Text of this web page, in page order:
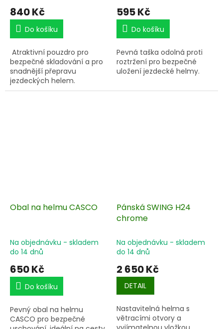
840 Kč
Do košíku
Atraktivní pouzdro pro
bezpečné skladování a pro
snadnější přepravu
jezdeckých helem.
595 Kč
Do košíku
Pevná taška odolná proti
roztržení pro bezpečné
uložení jezdecké helmy.
Obal na helmu CASCO
Na objednávku - skladem
do 14 dnů
650 Kč
Do košíku
Pevný obal na helmu
CASCO pro bezpečné
Pánská SWING H24
chrome
Na objednávku - skladem
do 14 dnů
2 650 Kč
DETAIL
Nastavitelná helma s
větracími otvory a